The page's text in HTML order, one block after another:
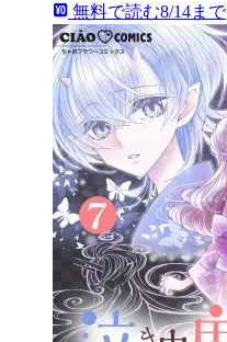
無料で読む8/14まで